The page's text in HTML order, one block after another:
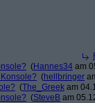
(Hannes34 am
(hellbringer
(The_Greek am
(SteveB am